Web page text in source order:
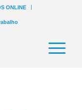
ONLINE